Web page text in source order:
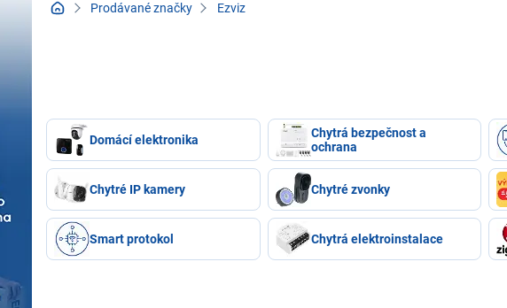
Prodávané značky Ezviz
Domácí elektronika
Chytrá bezpečnost a
ochrana
Chytré IP kamery Chytré zvonky
Smart protokol Chytrá elektroinstalace